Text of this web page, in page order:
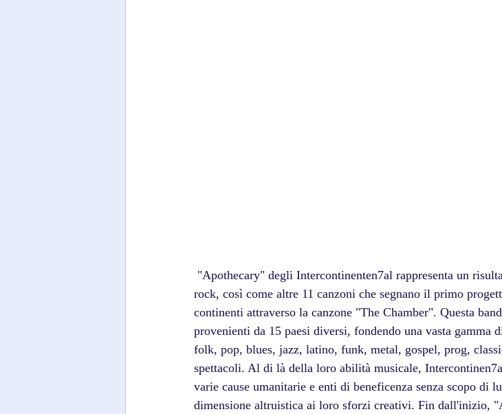
rock, così come altre 11 canzoni che segnano il primo
continenti attraverso la canzone "The Chamber". Questa
provenienti da 15 paesi diversi, fondendo una vasta gamma
folk, pop, blues, jazz, latino, funk, metal, gospel, prog,
spettacoli. Al di là della loro abilità musicale,
varie cause umanitarie e enti di beneficenza senza scopo di
dimensione altruistica ai loro sforzi creativi. Fin dall'inizio,